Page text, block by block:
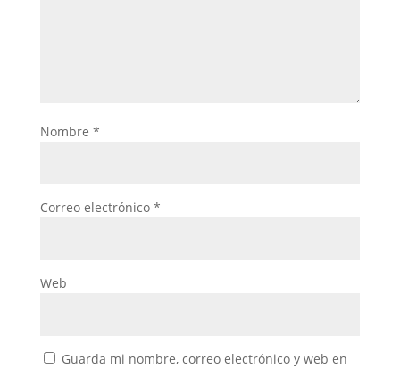
Nombre *
Correo electrónico *
Web
Guarda mi nombre, correo electrónico y web en